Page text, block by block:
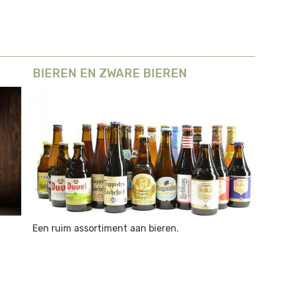
BIEREN EN ZWARE BIEREN
Een ruim assortiment aan bieren.